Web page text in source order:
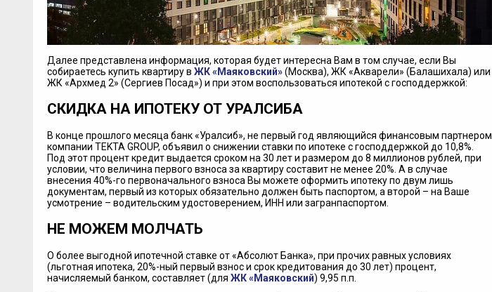
Далее представлена информация, которая будет интересна Вам в том случае, если Вы
собираетесь купить квартиру в ЖК «Маяковский»(Москва), ЖК «Акварели» (Балашихала) или
ЖК «Архмед 2» (Сергиев Посад») и при этом воспользоваться ипотекой с господдержкой:
СКИДКА НА ИПОТЕКУ ОТ УРАЛСИБА
В конце прошлого месяца банк «Уралсиб», не первый год являющийся финансовым партнером
компании TEKTA GROUP, объявил о снижении ставки по ипотеке с господдержкой до 10,8%.
Под этот процент кредит выдается сроком на 30 лет и размером до 8 миллионов рублей, при
условии, что величина первого взноса за квартиру составит не менее 20%. А в случае
внесения 40%-го первоначального взноса Вы можете оформить ипотеку по двум лишь
документам, первый из которых обязательно должен быть паспортом, а второй – на Ваше
усмотрение – водительским удостоверением, ИНН или загранпаспортом.
НЕ МОЖЕМ МОЛЧАТЬ
О более выгодной ипотечной ставке от «Абсолют Банка», при прочих равных условиях
(льготная ипотека, 20%-ный первый взнос и срок кредитования до 30 лет) процент,
начисляемый банком, составляет (для ЖК «Маяковский) 9,95 п.п.